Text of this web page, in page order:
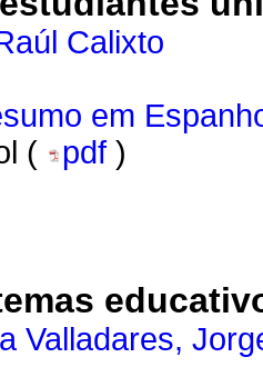
Calixto
em
(
pdf )
Valladares,